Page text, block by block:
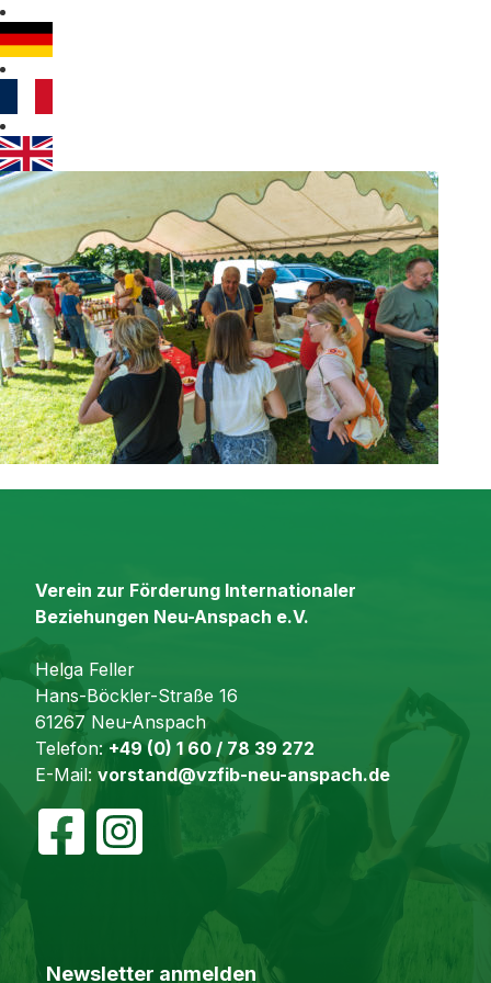
Verein zur Förderung Internationaler
Beziehungen Neu-Anspach e.V.
Helga Feller
Hans-Böckler-Straße 16
61267 Neu-Anspach
Telefon: +49 (0) 1 60 / 78 39 272
E-Mail: vorstand@vzfib-neu-anspach.de
Newsletter anmelden